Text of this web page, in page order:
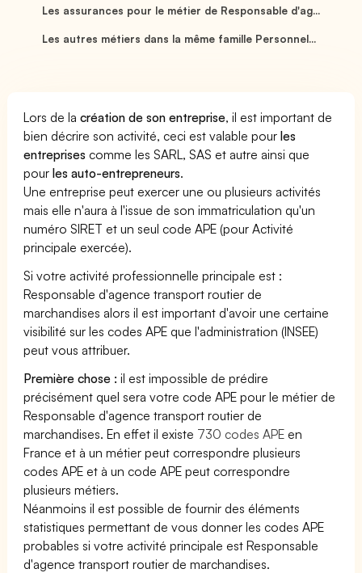
Les assurances pour le métier de Responsable d'ag...
Les autres métiers dans la même famille Personnel...
Lors de lacréation de son entreprise, il est important de
bien décrire son activité, ceci est valable pourles
entreprises comme les SARL, SAS et autre ainsi que
pourles auto-entrepreneurs.
Une entreprise peut exercer une ou plusieurs activités
mais elle n'aura à l'issue de son immatriculation qu'un
numéro SIRET et un seul code APE (pour Activité
principale exercée).
Si votre activité professionnelle principale est :
Responsable d'agence transport routier de
marchandises alors il est important d'avoir une certaine
visibilité sur les codes APE que l'administration (INSEE)
peut vous attribuer.
Première chose : il est impossible de prédire
précisément quel sera votre code APE pour le métier de
Responsable d'agence transport routier de
marchandises. En effet il existe 730 codes APE en
France et à un métier peut correspondre plusieurs
codes APE et à un code APE peut correspondre
plusieurs métiers.
Néanmoins il est possible de fournir des éléments
statistiques permettant de vous donner les codes APE
probables si votre activité principale est Responsable
d'agence transport routier de marchandises.